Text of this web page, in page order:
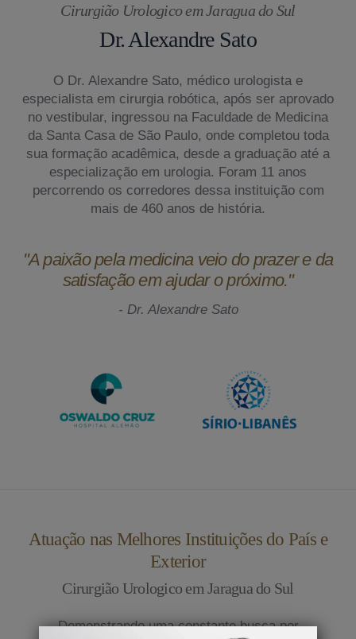
Cirurgião Urologico em Jaragua do Sul
Dr. Alexandre Sato
O Dr. Alexandre Sato, médico urologista e
especialista em cirurgia robótica, após ser aprovado
no vestibular, ingressou na Faculdade de Medicina
da Santa Casa de São Paulo, onde completou toda
sua formação acadêmica, desde a graduação até a
especialização em urologia. Foram 11 anos
percorrendo os corredores dessa instituição com
mais de 460 anos de história.
"A paixão pela medicina veio do prazer e da
satisfação em ajudar o próximo."
- Dr. Alexandre Sato
Atuação nas Melhores Instituições do País e
Exterior
Cirurgião Urologico em Jaragua do Sul
Demonstrando uma constante busca por